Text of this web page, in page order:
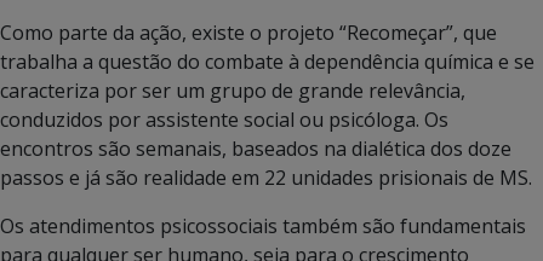
Como parte da ação, existe o projeto “Recomeçar”, que
trabalha a questão do combate à dependência química e se
caracteriza por ser um grupo de grande relevância,
conduzidos por assistente social ou psicóloga. Os
encontros são semanais, baseados na dialética dos doze
passos e já são realidade em 22 unidades prisionais de MS.
Os atendimentos psicossociais também são fundamentais
para qualquer ser humano, seja para o crescimento